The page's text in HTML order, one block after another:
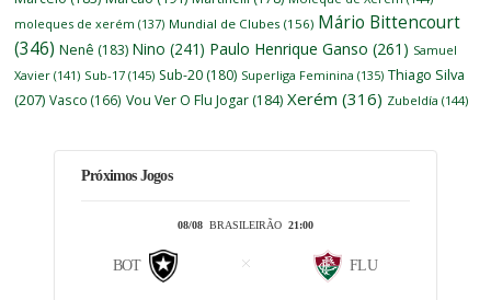
moleques de xerém (137) Mundial de Clubes (156) Mário Bittencourt
(346) Nenê (183) Nino (241) Paulo Henrique Ganso (261) Samuel
Xavier (141) Sub-17 (145) Sub-20 (180) Superliga Feminina (135) Thiago Silva
(207) Vasco (166) Vou Ver O Flu Jogar (184) Xerém (316) Zubeldía (144)
Próximos Jogos
08/08BRASILEIRÃO 21:00
BOT FLU